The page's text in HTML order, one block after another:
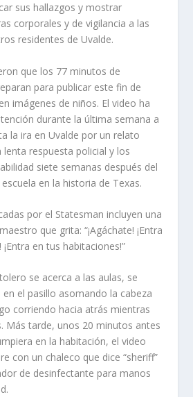
sus hallazgos y mostrar
corporales y de vigilancia a las
residentes de Uvalde.
que los 77 minutos de
para publicar este fin de
imágenes de niños. El video ha
durante la última semana a
la ira en Uvalde por un relato
respuesta policial y los
siete semanas después del
en la historia de Texas.
por el Statesman incluyen una
que grita: “¡Agáchate! ¡Entra
en tus habitaciones!”
se acerca a las aulas, se
el pasillo asomando la cabeza
corriendo hacia atrás mientras
Más tarde, unos 20 minutos antes
en la habitación, el video
con un chaleco que dice “sheriff”
de desinfectante para manos